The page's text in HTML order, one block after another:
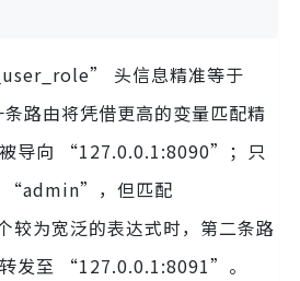
头信息精准等于
路由将凭借更高的变量匹配精
导向 “127.0.0.1:8090”；只
“admin”，但匹配
为宽泛的表达式时，第二条路
发至 “127.0.0.1:8091”。